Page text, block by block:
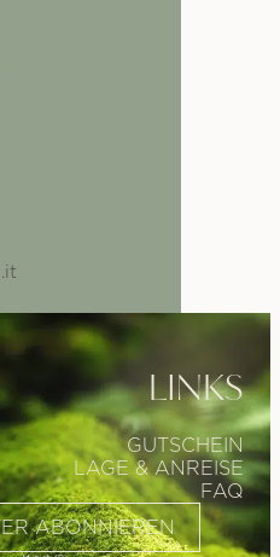
LINKS
GUTSCHEIN
LAGE & ANREISE
FAQ
ABONNIEREN